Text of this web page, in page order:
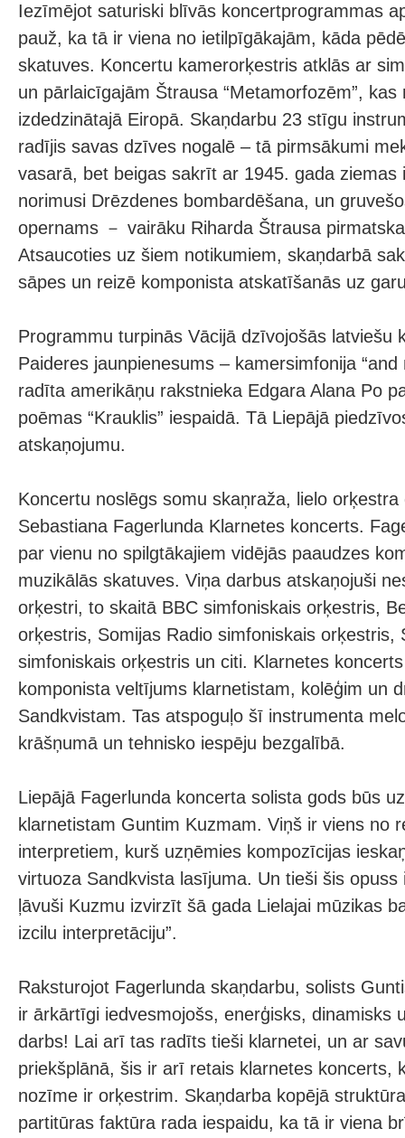
Iezīmējot saturiski blīvās koncertprogrammas
pauž, ka tā ir viena no ietilpīgākajām, kāda
skatuves. Koncertu kamerorķestris atklās ar
un pārlaicīgajām Štrausa “Metamorfozēm”,
izdedzinātajā Eiropā. Skaņdarbu 23 stīgu
radījis savas dzīves nogalē – tā pirmsākumi
vasarā, bet beigas sakrīt ar 1945. gada ziemas
norimusi Drēzdenes bombardēšana, un
opernams － vairāku Riharda Štrausa
Atsaucoties uz šiem notikumiem, skaņdarbā
sāpes un reizē komponista atskatīšanās uz
Programmu turpinās Vācijā dzīvojošās latviešu
Paideres jaunpienesums – kamersimfonija “and
radīta amerikāņu rakstnieka Edgara Alana Po
poēmas “Krauklis” iespaidā. Tā Liepājā
atskaņojumu.
Koncertu noslēgs somu skaņraža, lielo
Sebastiana Fagerlunda Klarnetes koncerts.
par vienu no spilgtākajiem vidējās paaudzes
muzikālās skatuves. Viņa darbus atskaņojuši
orķestri, to skaitā BBC simfoniskais orķestris,
orķestris, Somijas Radio simfoniskais orķestris,
simfoniskais orķestris un citi. Klarnetes
komponista veltījums klarnetistam, kolēģim un
Sandkvistam. Tas atspoguļo šī instrumenta
krāšņumā un tehnisko iespēju bezgalībā.
Liepājā Fagerlunda koncerta solista gods būs
klarnetistam Guntim Kuzmam. Viņš ir viens no
interpretiem, kurš uzņēmies kompozīcijas
virtuoza Sandkvista lasījuma. Un tieši šis
ļāvuši Kuzmu izvirzīt šā gada Lielajai mūzikas
izcilu interpretāciju”.
Raksturojot Fagerlunda skaņdarbu, solists
ir ārkārtīgi iedvesmojošs, enerģisks, dinamisks
darbs! Lai arī tas radīts tieši klarnetei, un ar
priekšplānā, šis ir arī retais klarnetes koncerts,
nozīme ir orķestrim. Skaņdarba kopējā
partitūras faktūra rada iespaidu, ka tā ir viena